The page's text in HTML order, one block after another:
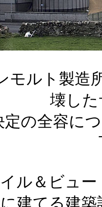
モルト製造
壊し
の全容に
ル＆ビュ
建てる建